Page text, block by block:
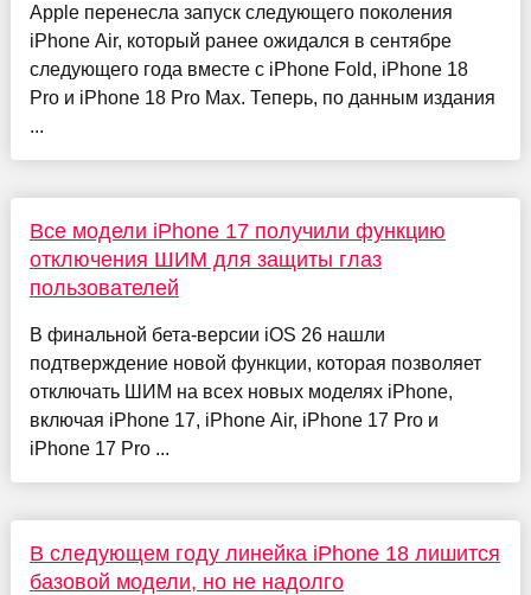
Apple перенесла запуск следующего поколения
iPhone Air, который ранее ожидался в сентябре
следующего года вместе с iPhone Fold, iPhone 18
Pro и iPhone 18 Pro Max. Теперь, по данным издания
...
Все модели iPhone 17 получили функцию
отключения ШИМ для защиты глаз
пользователей
В финальной бета-версии iOS 26 нашли
подтверждение новой функции, которая позволяет
отключать ШИМ на всех новых моделях iPhone,
включая iPhone 17, iPhone Air, iPhone 17 Pro и
iPhone 17 Pro ...
В следующем году линейка iPhone 18 лишится
базовой модели, но не надолго